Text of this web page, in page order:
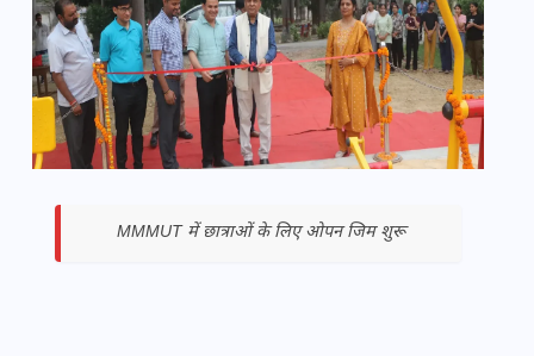
MMMUT में छात्राओं के लिए ओपन जिम शुरू